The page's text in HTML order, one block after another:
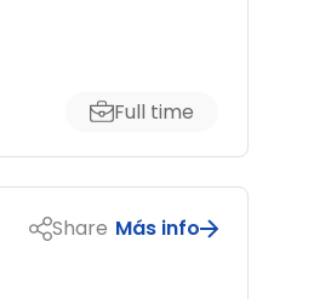
Full time
Share Más info